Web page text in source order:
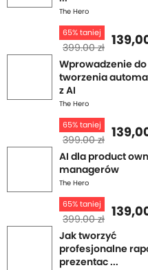
The Hero
65% taniej
399.00 zł
Wprowadzenie do
tworzenia
z AI
The Hero
65% taniej
399.00 zł
AI dla product
managerów
The Hero
65% taniej
399.00 zł
Jak tworzyć
profesjonalne
prezentac ...